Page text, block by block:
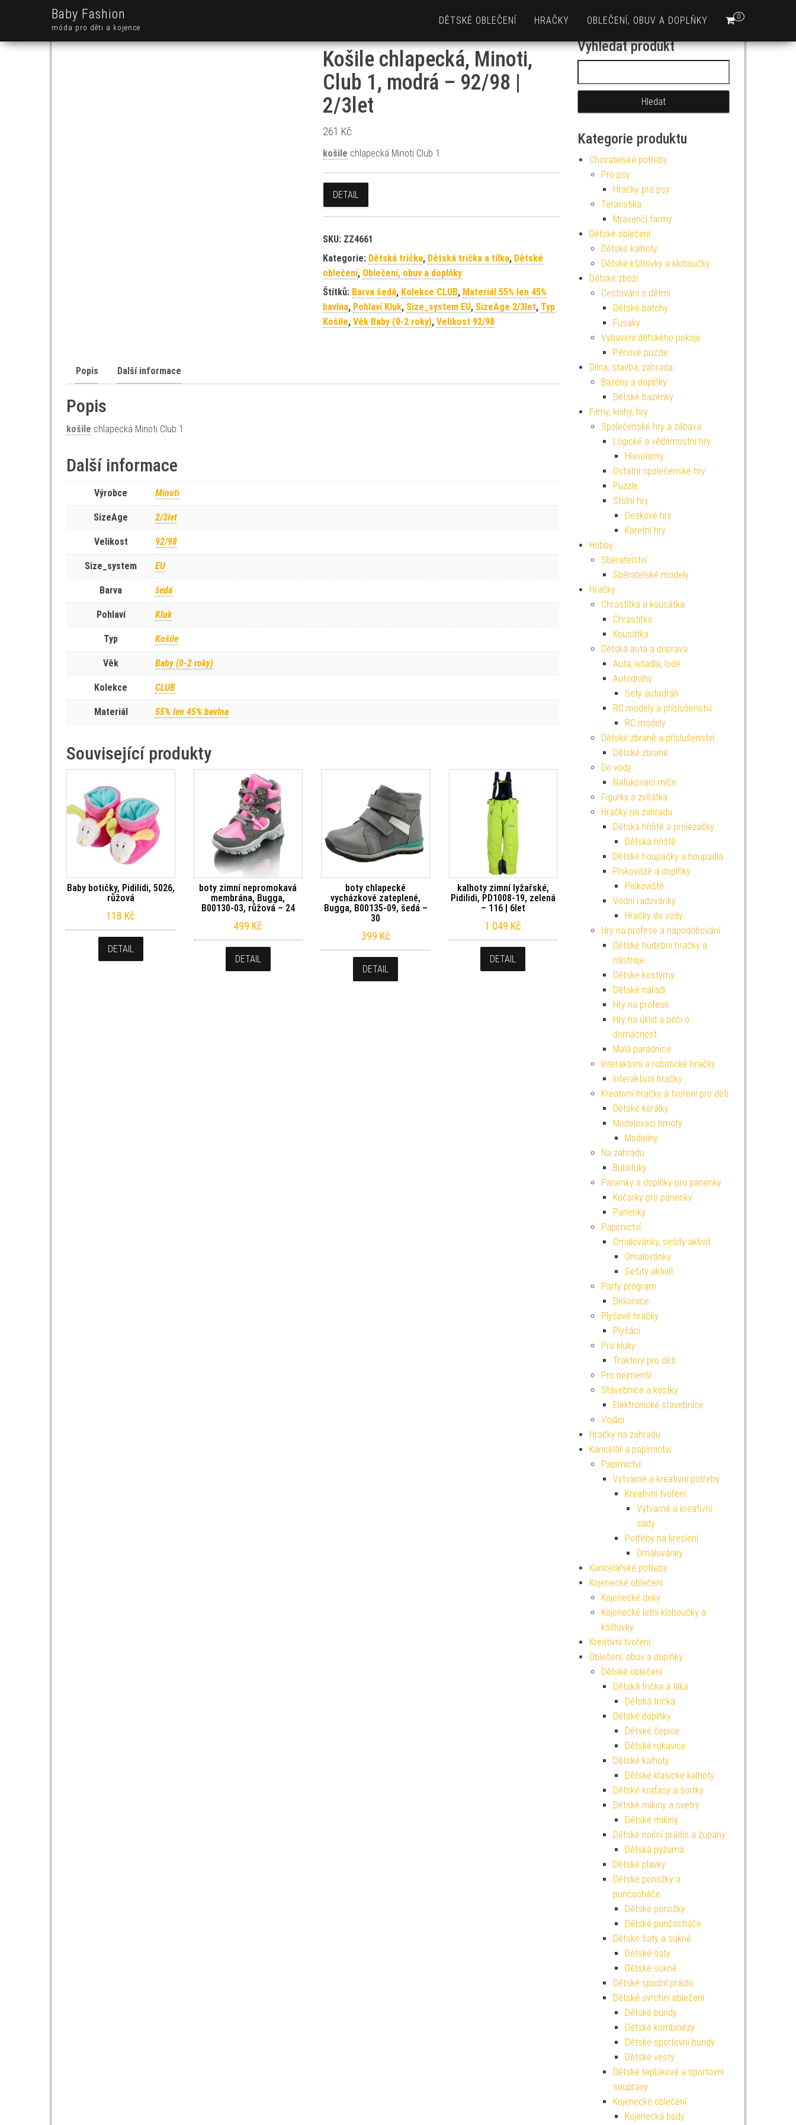
Baby Fashion
móda pro děti a kojence
0
DĚTSKÉ OBLEČENÍ HRAČKY OBLEČENÍ, OBUV A DOPLŇKY
Košile chlapecká, Minoti,
Club 1, modrá – 92/98 |
2/3let
261 Kč
košile chlapecká Minoti Club 1
DETAIL
SKU: ZZ4661
Kategorie: Dětská trička, Dětská trička a tílka, Dětské
oblečení, Oblečení, obuv a doplňky
Štítků: Barva šedá, Kolekce CLUB, Materiál 55% len 45%
bavlna, Pohlaví Kluk, Size_system EU, SizeAge 2/3let, Typ
Košile, Věk Baby (0-2 roky), Velikost 92/98
Popis Další informace
Popis
košile chlapecká Minoti Club 1
Další informace
Výrobce Minoti
SizeAge 2/3let
Velikost 92/98
Size_system EU
Barva šedá
Pohlaví Kluk
Typ Košile
Věk Baby (0-2 roky)
Kolekce CLUB
Materiál 55% len 45% bavlna
Související produkty
Baby botičky, Pidilidi, 5026,
růžová
118 Kč
DETAIL
boty zimní nepromokavá
membrána, Bugga,
B00130-03, růžová – 24
499 Kč
DETAIL
boty chlapecké
vycházkové zateplené,
Bugga, B00135-09, šedá –
30
399 Kč
DETAIL
kalhoty zimní lyžařské,
Pidilidi, PD1008-19, zelená
– 116 | 6let
1 049 Kč
DETAIL
Vyhledat produkt
Kategorie produktu
Chovatelské potřeby
Pro psy
Hračky pro psy
Teraristika
Mravenčí farmy
Dětské oblečení
Dětské kalhoty
Dětské kšiltovky a kloboučky
Dětské zboží
Cestování s dětmi
Dětské batohy
Fusaky
Vybavení dětského pokoje
Pěnové puzzle
Dílna, stavba, zahrada
Bazény a doplňky
Dětské bazénky
Filmy, knihy, hry
Společenské hry a zábava
Logické a vědomostní hry
Hlavolamy
Ostatní společenské hry
Puzzle
Stolní hry
Deskové hry
Karetní hry
Hobby
Sběratelství
Sběratelské modely
Hračky
Chrastítka a kousátka
Chrastítka
Kousátka
Dětská auta a doprava
Auta, letadla, lodě
Autodráhy
Sety autodráh
RC modely a příslušenství
RC modely
Dětské zbraně a příslušenství
Dětské zbraně
Do vody
Nafukovací míče
Figurky a zvířátka
Hračky na zahradu
Dětská hřiště a prolézačky
Dětská hřiště
Dětské houpačky a houpadla
Pískoviště a doplňky
Pískoviště
Vodní radovánky
Hračky do vody
Hry na profese a napodobování
Dětské hudební hračky a
nástroje
Dětské kostýmy
Dětské nářadí
Hry na profese
Hry na úklid a péči o
domácnost
Malá parádnice
Interaktivní a robotické hračky
Interaktivní hračky
Kreativní hračky a tvoření pro děti
Dětské korálky
Modelovací hmoty
Modelíny
Na zahradu
Bublifuky
Panenky a doplňky pro panenky
Kočárky pro panenky
Panenky
Papírnictví
Omalovánky, sešity aktivit
Omalovánky
Sešity aktivit
Party program
Dekorace
Plyšové hračky
Plyšáci
Pro kluky
Traktory pro děti
Pro nejmenší
Stavebnice a kostky
Elektronické stavebnice
Vojáci
Hračky na zahradu
Kancelář a papírnictví
Papírnictví
Výtvarné a kreativní potřeby
Kreativní tvoření
Výtvarné a kreativní
sady
Potřeby na kreslení
Omalovánky
Kancelářské potřeby
Kojenecké oblečení
Kojenecké deky
Kojenecké letní kloboučky a
kšiltovky
Kreativní tvoření
Oblečení, obuv a doplňky
Dětské oblečení
Dětská trička a tílka
Dětská trička
Dětské doplňky
Dětské čepice
Dětské rukavice
Dětské kalhoty
Dětské klasické kalhoty
Dětské kraťasy a šortky
Dětské mikiny a svetry
Dětské mikiny
Dětské noční prádlo a župany
Dětská pyžama
Dětské plavky
Dětské ponožky a
punčocháče
Dětské ponožky
Dětské punčocháče
Dětské šaty a sukně
Dětské šaty
Dětské sukně
Dětské spodní prádlo
Dětské svrchní oblečení
Dětské bundy
Dětské kombinézy
Dětské sportovní bundy
Dětské vesty
Dětské teplákové a sportovní
soupravy
Kojenecké oblečení
Kojenecká body